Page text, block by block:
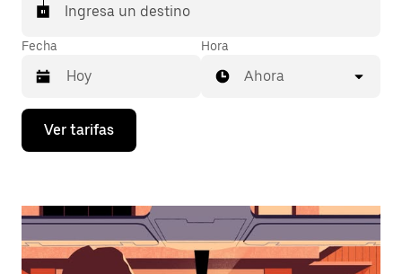
Ingresa un destino
Fecha
Presiona
flecha
interactuar
el
calendario
Hora
Ahora
Ver tarifas